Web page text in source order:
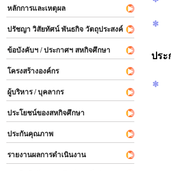
หลักการและเหตุผล
ปรัชญา วิสัยทัศน์ พันธกิจ วัตถุประสงค์
ข้อบังคับฯ / ประกาศฯ สหกิจศึกษา
โครงสร้างองค์กร
ผู้บริหาร / บุคลากร
ประโยชน์ของสหกิจศึกษา
ประกันคุณภาพ
รายงานผลการดำเนินงาน
ประ